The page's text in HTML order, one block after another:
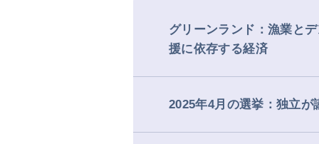
グリーンランド：漁業と
援に依存する経済
2025年4月の選挙：独立が